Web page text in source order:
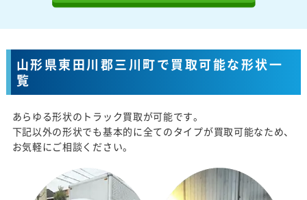
山形県東田川郡三川町で買取可能な形状一
覧
あらゆる形状のトラック買取が可能です。
下記以外の形状でも基本的に全てのタイプが買取可能なため、
お気軽にご相談ください。